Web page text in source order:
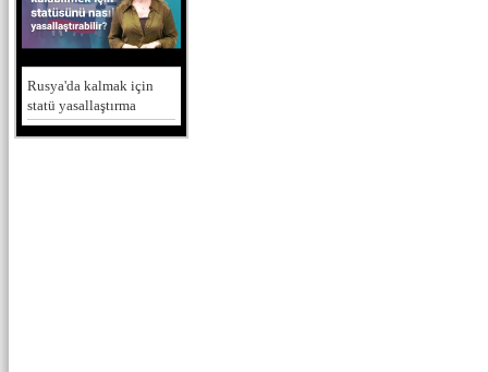
Rusya'da kalmak için
statü yasallaştırma